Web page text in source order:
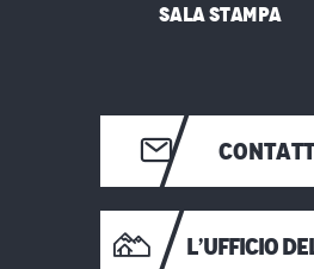
SALA STAMPA
L’UFFICIO